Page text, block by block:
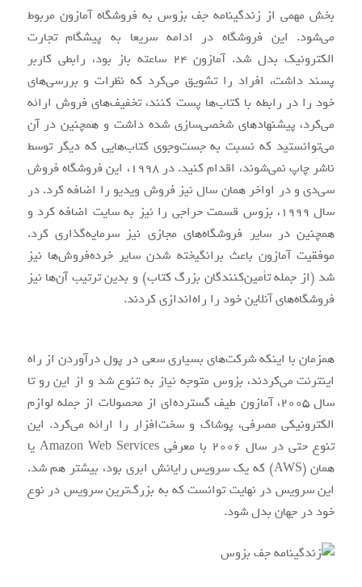
بخش مهمی از زندگینامه جف بزوس به فروشگاه آمازون مربوط
می‌شود. این فروشگاه در ادامه سریعا به پیشگام تجارت
الکترونیک بدل شد. آمازون 24 ساعته باز بود، رابطی کاربر
پسند داشت، افراد را تشویق می‌کرد که نظرات و بررسی‌های
خود را در رابطه با کتاب‌ها پست کنند، تخفیف‌های فروش ارائه
می‌کرد، پیشنهادهای شخصی‌سازی شده داشت و همچنین در آن
می‌توانستید که نسبت به جست‌و‌جوی کتاب‌هایی که دیگر توسط
ناشر چاپ نمی‌شوند، اقدام کنید. در 1998، این فروشگاه فروش
سی‌دی و در اواخر همان سال نیز فروش ویدیو را اضافه کرد. در
سال 1999، بزوس قسمت حراجی را نیز به سایت اضافه کرد و
همچنین در سایر فروشگاه‌های مجازی نیز سرمایه‌گذاری کرد.
موفقیت آمازون باعث برانگیخته شدن سایر خرده‌فروش‌ها نیز
شد (از جمله تأمین‌کنندگان بزرگ کتاب) و بدین ترتیب آن‌ها نیز
فروشگاه‌های آنلاین خود را راه‌اندازی کردند.
همزمان با اینکه شرکت‌های بسیاری سعی در پول درآوردن از راه
اینترنت می‌کردند، بزوس متوجه نیاز به تنوع شد و از این رو تا
سال 2005، آمازون طیف گسترده‌ای از محصولات از جمله لوازم
الکترونیکی مصرفی، پوشاک و سخت‌افزار را ارائه می‌کرد. این
تنوع حتی در سال 2006 با معرفی Amazon Web Services یا
همان (AWS) که یک سرویس رایانش ابری بود، بیشتر هم شد.
این سرویس در نهایت توانست که به بزرگ‌ترین سرویس در نوع
خود در جهان بدل شود.